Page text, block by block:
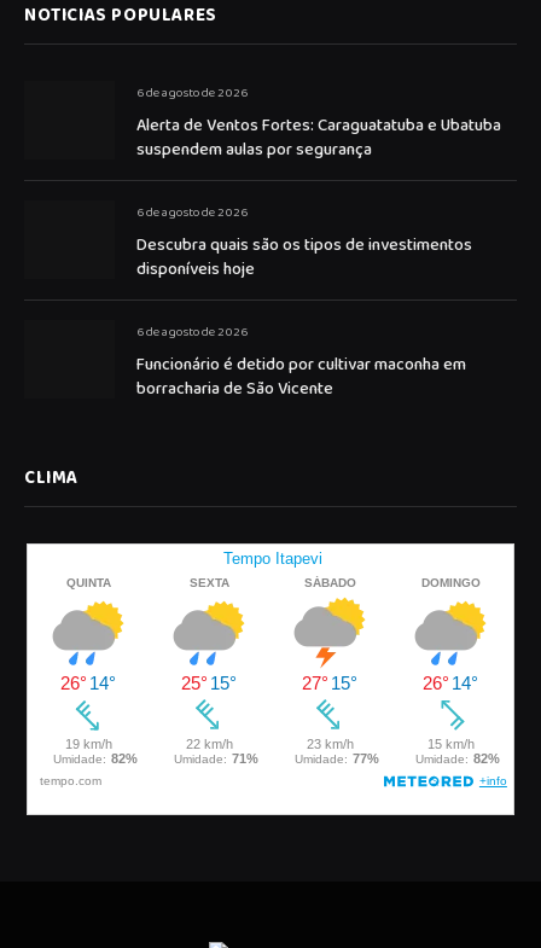
NOTICIAS POPULARES
6 de agosto de 2026
Alerta de Ventos Fortes: Caraguatatuba e Ubatuba
suspendem aulas por segurança
6 de agosto de 2026
Descubra quais são os tipos de investimentos
disponíveis hoje
6 de agosto de 2026
Funcionário é detido por cultivar maconha em
borracharia de São Vicente
CLIMA